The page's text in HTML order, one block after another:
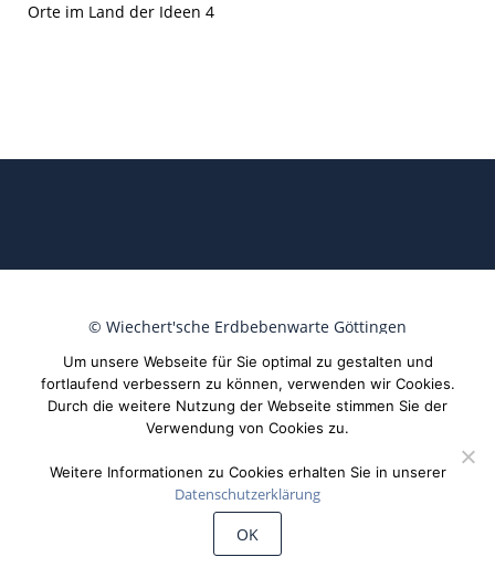
Orte im Land der Ideen 4
© Wiechert'sche Erdbebenwarte Göttingen
Um unsere Webseite für Sie optimal zu gestalten und
fortlaufend verbessern zu können, verwenden wir Cookies.
Durch die weitere Nutzung der Webseite stimmen Sie der
Verwendung von Cookies zu.
Weitere Informationen zu Cookies erhalten Sie in unserer
Datenschutzerklärung
OK